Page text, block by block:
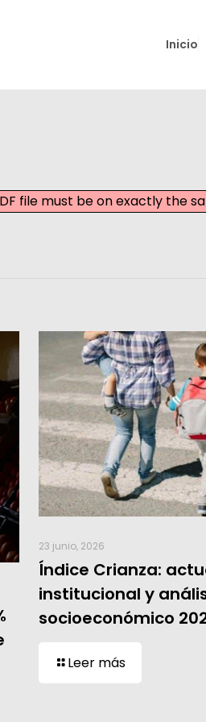
Inicio
file must be on exactly the
23 junio, 2026
Índice Crianza:
institucional y
socioeconómico
Leer más